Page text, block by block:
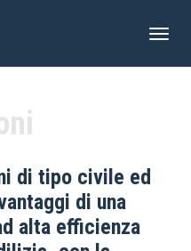
di tipo civile ed
di una
alta efficienza